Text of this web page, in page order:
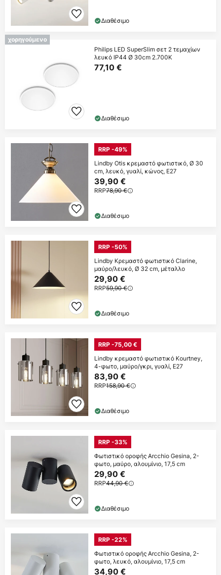
Διαθέσιμο
χορηγούμενο
Philips LED SuperSlim σετ 2 τεμαχίων
λευκό IP44 Ø 30cm 2.700K
77,10 €
Διαθέσιμο
RRP -49%
Lindby Otis κρεμαστό φωτιστικό, Ø 30
cm, λευκό, γυαλί, κώνος, E27
39,90 €
RRP78,90 €
Διαθέσιμο
RRP -50%
Lindby Κρεμαστό φωτιστικό Clarine,
μαύρο/λευκό, Ø 32 cm, μέταλλο
29,90 €
RRP59,90 €
Διαθέσιμο
RRP -75,00 €
Lindby κρεμαστό φωτιστικό Kourtney,
4-φωτο, μαύρο/γκρι, γυαλί, E27
83,90 €
RRP158,90 €
Διαθέσιμο
RRP -33%
Φωτιστικό οροφής Arcchio Gesina, 2-
φωτο, μαύρο, αλουμίνιο, 17,5 cm
29,90 €
RRP44,90 €
Διαθέσιμο
RRP -22%
Φωτιστικό οροφής Arcchio Gesina, 2-
φωτο, λευκό, αλουμίνιο, 17,5 cm
34,90 €